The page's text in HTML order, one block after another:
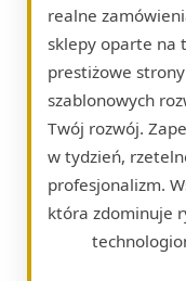
realne
sklepy oparte na
prestiżowe
szablonowych
Twój rozwój.
w tydzień,
profesjonalizm.
która zdominuje